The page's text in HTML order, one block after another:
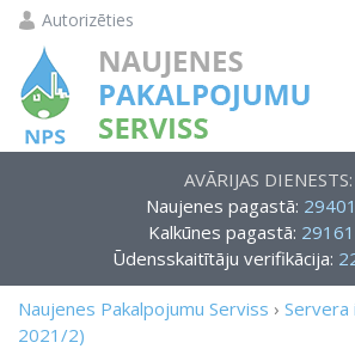
Autorizēties
AVĀRIJAS DIENESTS:
Naujenes pagastā:
Kalkūnes pagastā:
Ūdensskaitītāju verifikācija:
Naujenes Pakalpojumu Serviss › Servera
2021/2)